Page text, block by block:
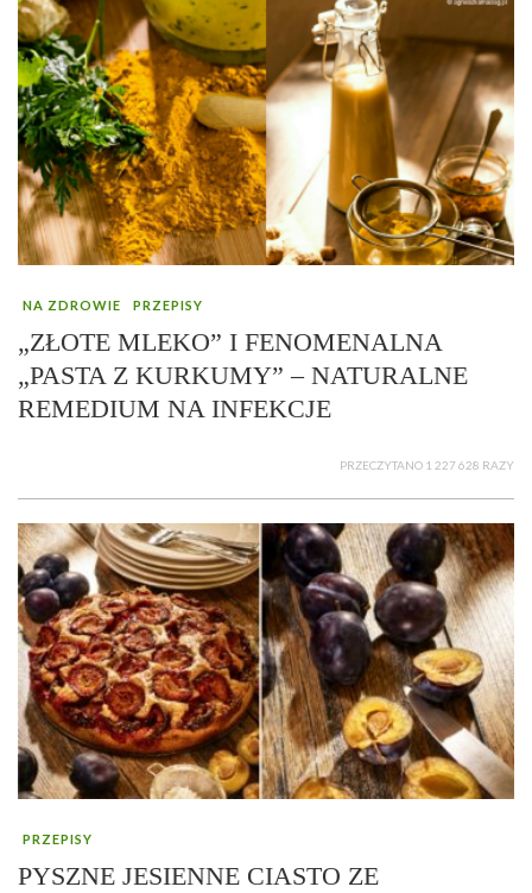
NA ZDROWIE PRZEPISY
„ZŁOTE MLEKO” I FENOMENALNA
„PASTA Z KURKUMY” – NATURALNE
REMEDIUM NA INFEKCJE
PRZECZYTANO 1 227 628 RAZY
PRZEPISY
PYSZNE JESIENNE CIASTO ZE